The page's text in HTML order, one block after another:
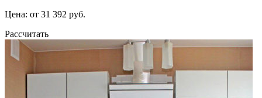
Цена: от 31 392 руб.
Рассчитать